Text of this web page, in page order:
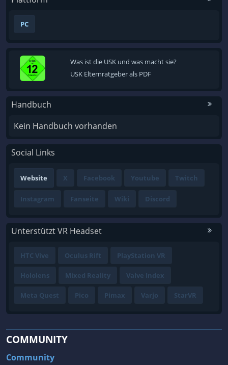
PC
Was ist die USK und was macht sie?
USK Elternratgeber als PDF
Handbuch
Kein Handbuch vorhanden
Social Links
Website X Facebook Youtube Twitch
Instagram Fanseite Wiki Discord
Unterstützt VR Headset
HTC Vive Oculus Rift PlayStation VR
Hololens Mixed Reality Valve Index
Meta Quest Pico Pimax Varjo StarVR
COMMUNITY
Community